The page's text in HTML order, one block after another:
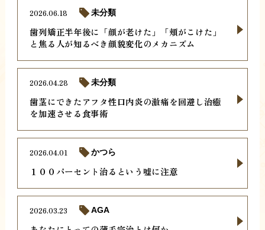
歯列矯正半年後に「顔が老けた」「頬がこけた」
と焦る人が知るべき顔貌変化のメカニズム
2026.06.18 未分類
歯茎にできたアフタ性口内炎の激痛を回避し治癒
を加速させる食事術
2026.04.28 未分類
１００パーセント治るという嘘に注意
2026.04.01 かつら
2026.03.23 AGA